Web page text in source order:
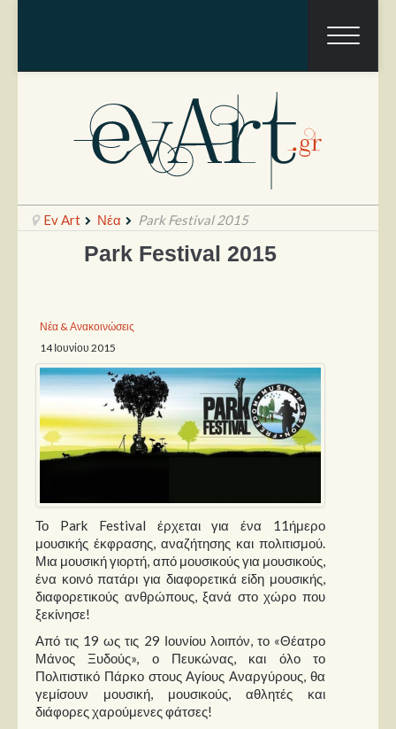
Live & Συναυλίες
Θέατρο
Συνεντεύξεις
Παρουσιάσεις
Σειρές
Ταινίες
Βιβλία
Video News
Καλλιτέχνες
Μουσικοί
Διάφοροι
Εκτός Συνόρων
Ev Art Νέα Park Festival 2015
Park Festival 2015
Νέα & Ανακοινώσεις
14 Ιουνίου 2015
Το Park Festival έρχεται για ένα 11ήμερο
μουσικής έκφρασης, αναζήτησης και πολιτισμού.
Μια μουσική γιορτή, από μουσικούς για μουσικούς,
ένα κοινό πατάρι για διαφορετικά είδη μουσικής,
διαφορετικούς ανθρώπους, ξανά στο χώρο που
ξεκίνησε!
Από τις 19 ως τις 29 Ιουνίου λοιπόν, το «Θέατρο
Μάνος Ξυδούς», ο Πευκώνας, και όλο το
Πολιτιστικό Πάρκο στους Αγίους Αναργύρους, θα
γεμίσουν μουσική, μουσικούς, αθλητές και
διάφορες χαρούμενες φάτσες!